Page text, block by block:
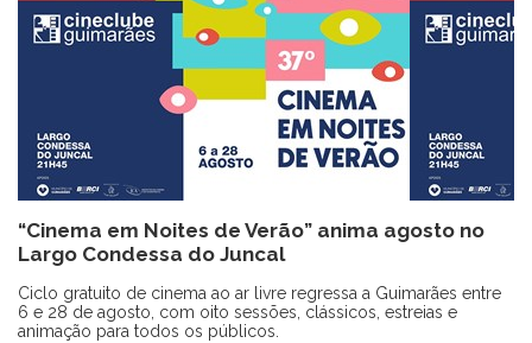
“Cinema em Noites de Verão” anima agosto no
Largo Condessa do Juncal
Ciclo gratuito de cinema ao ar livre regressa a Guimarães entre
6 e 28 de agosto, com oito sessões, clássicos, estreias e
animação para todos os públicos.